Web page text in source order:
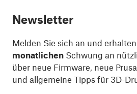
Newsletter
Melden Sie sich an und
monatlichen Schwung an
über neue Firmware, neue
und allgemeine Tipps für 3D-